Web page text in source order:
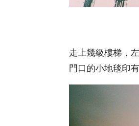
走上幾級樓梯，
門口的小地毯印